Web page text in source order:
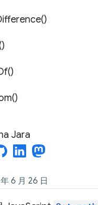
Jara
6 月 26 日